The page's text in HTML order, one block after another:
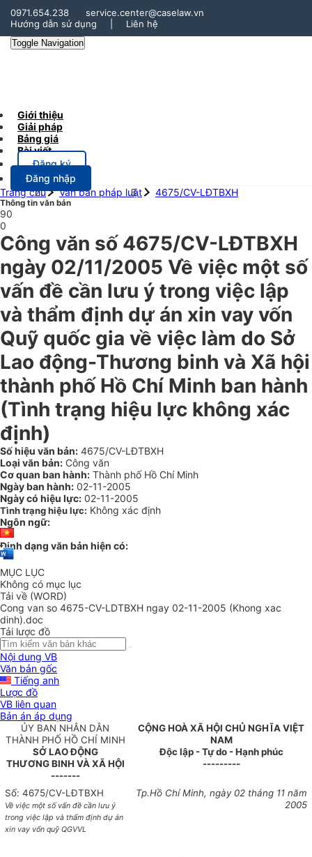
0971.654.238
service.center@caselaw.vn
Hướng dẫn sử dụng
Liên hệ
Toggle Navigation
Giới thiệu
Giải pháp
Bảng giá
Bài viết
Đăng ký
Đăng nhập
Trang chủ
Văn bản pháp luật 4675/CV-LĐTBXH
Thông tin văn bản
90
0
Công văn số 4675/CV-LĐTBXH
ngày 02/11/2005 Về việc một số
vấn đề cần lưu ý trong việc lập
và thẩm định dự án xin vay vốn
Quỹ quốc gia về việc làm do Sở
Lao động-Thương binh và Xã hội
thành phố Hồ Chí Minh ban hành
(Tình trạng hiệu lực không xác
định)
Số hiệu văn bản: 4675/CV-LĐTBXH
Loại văn bản: Công văn
Cơ quan ban hành: Thành phố Hồ Chí Minh
Ngày ban hành: 02-11-2005
Ngày có hiệu lực: 02-11-2005
Tình trạng hiệu lực: Không xác định
Ngôn ngữ:
Định dạng văn bản hiện có:
MỤC LỤC
Không có mục lục
Tải về (WORD)
Cong van so 4675-CV-LDTBXH ngay 02-11-2005 (Khong xac
dinh).doc
Tải lược đồ
Nội dung VB
Văn bản gốc
Tiếng anh
Lược đồ
VB liên quan
Bản án áp dụng
ỦY BAN NHÂN DÂN
THÀNH PHỐ HỒ CHÍ MINH
SỞ LAO ĐỘNG
THƯƠNG BINH VÀ XÃ HỘI
-------
CỘNG HOÀ XÃ HỘI CHỦ NGHĨA VIỆT
NAM
Độc lập - Tự do - Hạnh phúc
---------
Số: 4675/CV-LĐTBXH
Về việc một số vấn đề cần lưu ý
trong việc lập và thẩm định dự án
xin vay vốn quỹ QGVVL
Tp.Hồ Chí Minh, ngày 02 tháng 11 năm
2005